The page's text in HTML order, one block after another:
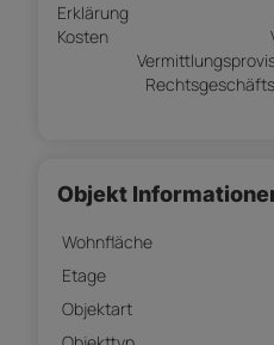
Erklärung
Kosten
Objekt
Wohnfläche
Etage
Objektart